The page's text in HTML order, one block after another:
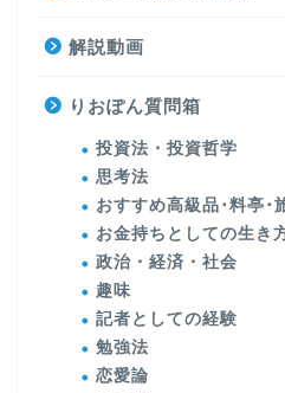
解説動画
りおぽん質問箱
投資法・投資哲学
思考法
おすすめ高級品･料亭･
お金持ちとしての生き
政治・経済・社会
趣味
記者としての経験
勉強法
恋愛論